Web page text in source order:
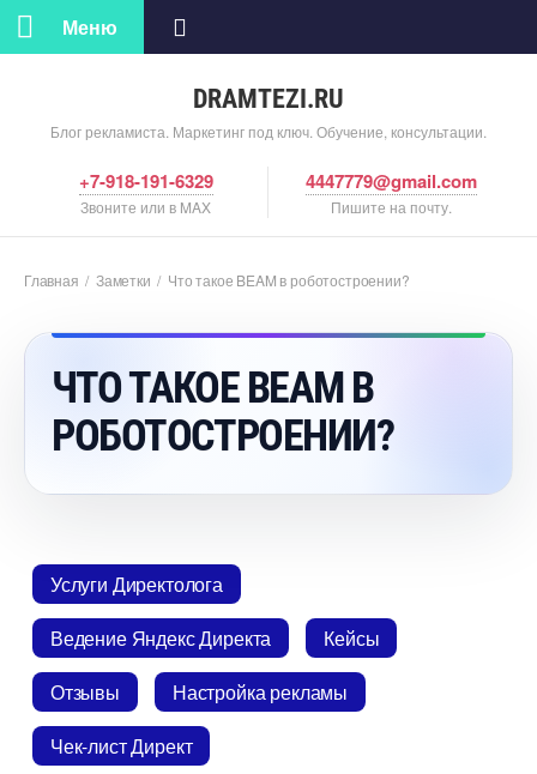
DRAMTEZI.RU
Блог рекламиста. Маркетинг под ключ. Обучение, консультации.
Меню
+7-918-191-6329
Звоните или в MAX
4447779@gmail.com
Пишите на почту.
Главная / Заметки / Что такое BEAM в роботостроении?
ЧТО ТАКОЕ BEAM
РОБОТОСТРОЕНИИ?
Услуги Директолога
едение Яндекс Директа
Кейсы
Отзывы
Настройка рекламы
Чек-лист Директ